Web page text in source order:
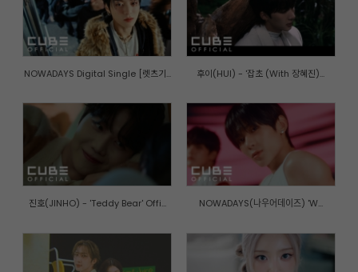
NOWADAYS Digital Single [렛츠기... 후이(HUI) - '잡초 (With 장혜진)...
진호(JINHO) - 'Teddy Bear' Offi... NOWADAYS(나우어데이즈) 'W...